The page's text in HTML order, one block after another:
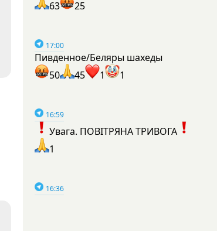
63
25
17:00
Пивденное/Беляры шахеды
50
45 1 1
16:59
Увага. ПОВІТРЯНА ТРИВОГА
1
16:36